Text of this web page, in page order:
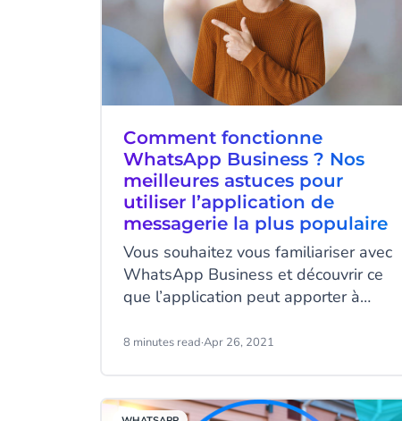
Comment fonctionne
WhatsApp Business ? Nos
meilleures astuces pour
utiliser l’application de
messagerie la plus populaire
Vous souhaitez vous familiariser avec
WhatsApp Business et découvrir ce
que l’application peut apporter à
l'intégration d'un nouveau canal de
délicate, mais pas de panique ! Pour
8 minutes read·Apr 26, 2021